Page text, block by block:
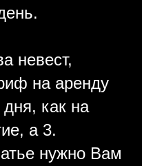
невест,
на аренду
дня, как на
а 3.
нужно Вам